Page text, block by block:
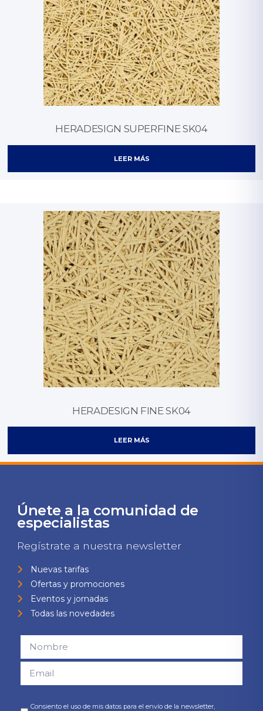
HERADESIGN SUPERFINE SK04
LEER MÁS
HERADESIGN FINE SK04
LEER MÁS
Únete a la comunidad de
especialistas
Regístrate a nuestra newsletter
Nuevas tarifas
Ofertas y promociones
Eventos y jornadas
Todas las novedades
Consiento el uso de mis datos para el envío de la newsletter,